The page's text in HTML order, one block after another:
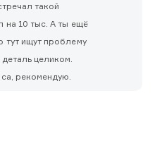
такой
на 10 тыс. А ты ещё
тут ищут проблему
целиком.
рекомендую.